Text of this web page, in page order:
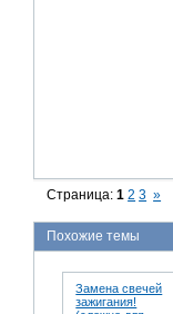
Страница:1 2 3 »
Похожие темы
Замена свечей
зажигания!